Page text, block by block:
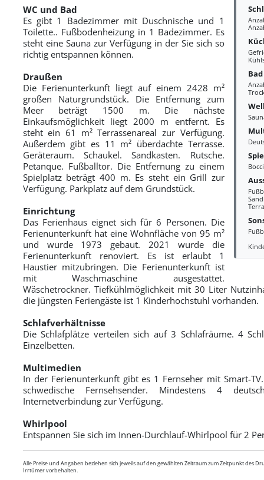
Bad
WC und Bad
Es gibt 1 Badezimmer mit Duschnische und 1
Toilette.. Fußbodenheizung in 1 Badezimmer. Es
steht eine Sauna zur Verfügung in der Sie sich so
richtig entspannen können.
Draußen
Die Ferienunterkunft liegt auf einem 2428 m²
großen Naturgrundstück. Die Entfernung zum
Meer beträgt 1500 m. Die nächste
Einkaufsmöglichkeit liegt 2000 m entfernt. Es
steht ein 61 m² Terrassenareal zur Verfügung.
Außerdem gibt es 11 m² überdachte Terrasse.
Geräteraum. Schaukel. Sandkasten. Rutsche.
Petanque. Fußballtor. Die Entfernung zu einem
Spielplatz beträgt 400 m. Es steht ein Grill zur
Verfügung. Parkplatz auf dem Grundstück.
Einrichtung
Das Ferienhaus eignet sich für 6 Personen. Die
Ferienunterkunft hat eine Wohnfläche von 95 m²
und wurde 1973 gebaut. 2021 wurde die
Ferienunterkunft renoviert. Es ist erlaubt 1
Haustier mitzubringen. Die Ferienunterkunft ist
mit Waschmaschine ausgestattet.
Wäschetrockner. Tiefkühlmöglichkeit mit 30 Liter
die jüngsten Feriengäste ist 1 Kinderhochstuhl vorhanden.
Schlafverhältnisse
Die Schlafplätze verteilen sich auf 3 Schlafräume. 4
Einzelbetten.
Multimedien
In der Ferienunterkunft gibt es 1 Fernseher mit Smart-
schwedische Fernsehsender. Mindestens 4
Internetverbindung zur Verfügung.
Whirlpool
Entspannen Sie sich im Innen-Durchlauf-Whirlpool für 2
Alle Preise und Angaben beziehen sich jeweils auf den gewählten Zeitraum zum Zeitpunkt des
Irrtümer vorbehalten.